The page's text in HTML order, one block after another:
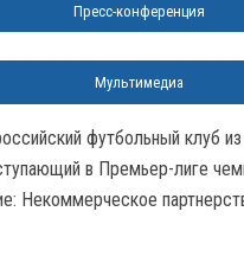
Пресс-конференция
Мультимедиа
футбольный клуб
в Премьер-лиге
Некоммерческое